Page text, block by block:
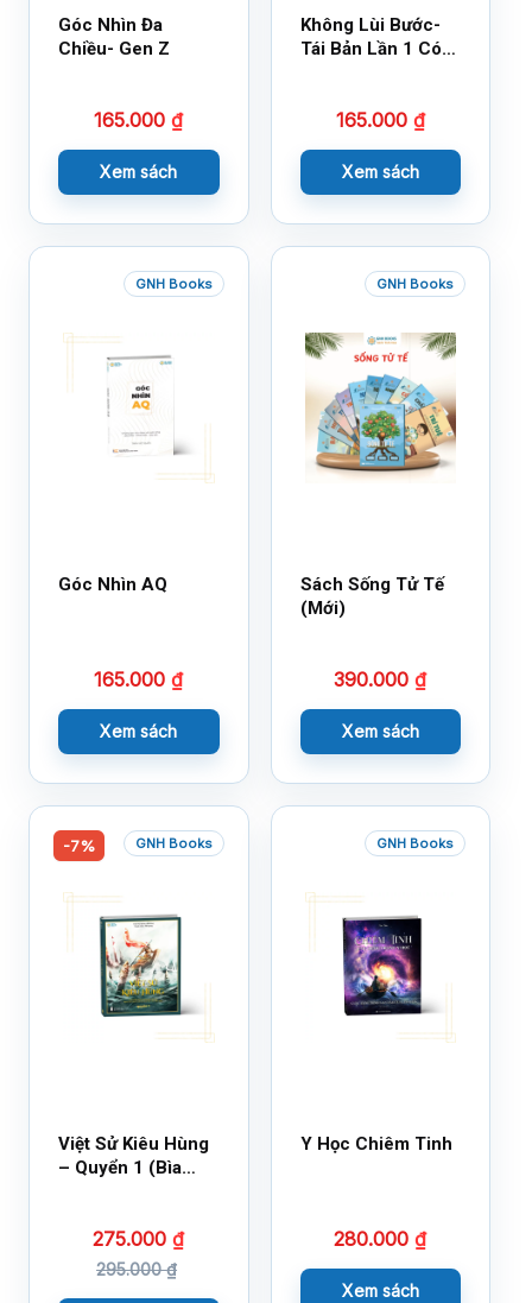
Góc Nhìn Đa
Chiều- Gen Z
165.000₫
Xem sách
Không Lùi Bước-
Tái Bản Lần 1 Có
165.000 ₫
Xem sách
GNH Books
Góc Nhìn AQ
165.000₫
Xem sách
GNH Books
Sách Sống Tử Tế
(Mới)
390.000₫
Xem sách
-7% GNH Books
Việt Sử Kiêu Hùng
– Quyển 1 (Bìa
275.000₫
295.000₫
GNH Books
Y Học Chiêm Tinh
280.000₫
Xem sách